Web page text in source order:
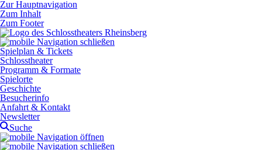
Zur Hauptnavigation
Zum Inhalt
Zum Footer
Spielplan & Tickets
Schlosstheater
Programm & Formate
Spielorte
Geschichte
Besucherinfo
Anfahrt & Kontakt
Newsletter
Suche